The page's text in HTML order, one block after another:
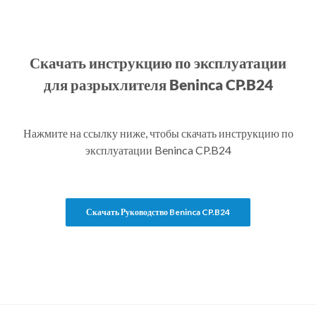
Скачать инструкцию по эксплуатации
для разрыхлителя Beninca CP.B24
Нажмите на ссылку ниже, чтобы скачать инструкцию по
эксплуатации Beninca CP.B24
Скачать Руководство Beninca CP.B24